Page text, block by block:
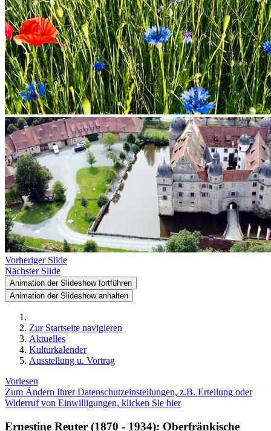
Vorheriger Slide
Nächster Slide
Animation der Slideshow fortführen
Animation der Slideshow anhalten
Zur Startseite navigieren
Aktuelles
Kulturkalender
Ausstellung u. Vortrag
Vorlesen
Zum Ändern Ihrer Datenschutzeinstellungen, z.B. Erteilung oder
Widerruf von Einwilligungen, klicken Sie hier
Ernestine Reuter (1870 - 1934): Oberfränkische